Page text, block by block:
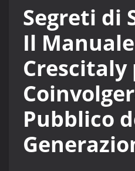
Segreti di
Il
Crescitaly
Pubblico